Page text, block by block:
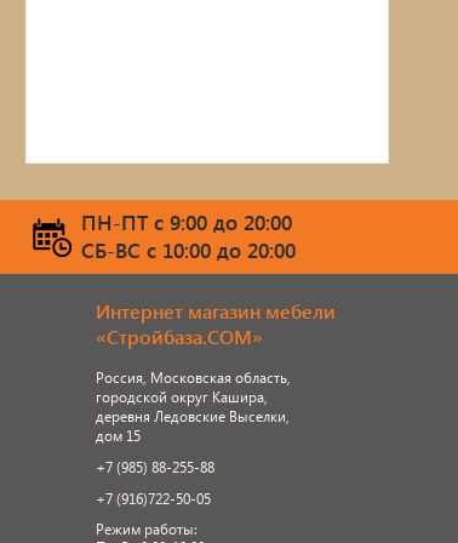
ПН-ПТ c 9:00 до 20:00
СБ-ВС c 10:00 до 20:00
Интернет магазин мебели
«Стройбаза.COM»
Россия, Московская область,
городской округ Кашира,
деревня Ледовские Выселки,
дом 15
+7 (985) 88-255-88
+7 (916)722-50-05
Режим работы: